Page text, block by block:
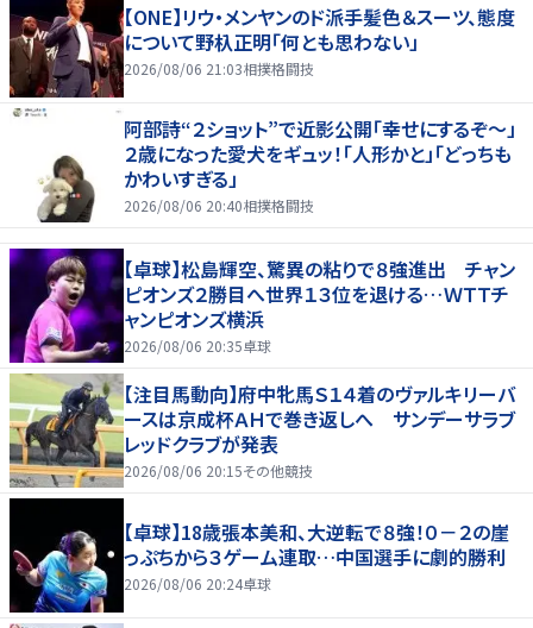
【ONE】リウ・メンヤンのド派手髪色＆スーツ、態度
について野杁正明「何とも思わない」
2026/08/06 21:03相撲格闘技
阿部詩“２ショット”で近影公開「幸せにするぞ〜」
２歳になった愛犬をギュッ！「人形かと」「どっちも
かわいすぎる」
2026/08/06 20:40相撲格闘技
【卓球】松島輝空、驚異の粘りで８強進出 チャン
ピオンズ２勝目へ世界１３位を退ける…ＷＴＴチ
ャンピオンズ横浜
2026/08/06 20:35卓球
【注目馬動向】府中牝馬Ｓ１４着のヴァルキリーバ
ースは京成杯ＡＨで巻き返しへ サンデーサラブ
レッドクラブが発表
2026/08/06 20:15その他競技
【卓球】18歳張本美和、大逆転で８強！０－２の崖
っぷちから３ゲーム連取…中国選手に劇的勝利
2026/08/06 20:24卓球